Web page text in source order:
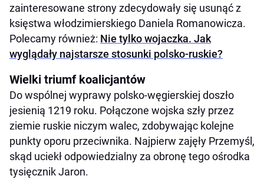
zainteresowane strony zdecydowały się usunąć z
księstwa włodzimierskiego Daniela Romanowicza.
Polecamy również: Nie tylko wojaczka. Jak
wyglądały najstarsze stosunki polsko-ruskie?
Wielki triumf koalicjantów
Do wspólnej wyprawy polsko-węgierskiej doszło
jesienią 1219 roku. Połączone wojska szły przez
ziemie ruskie niczym walec, zdobywając kolejne
punkty oporu przeciwnika. Najpierw zajęły Przemyśl,
skąd uciekł odpowiedzialny za obronę tego ośrodka
tysięcznik Jaron.